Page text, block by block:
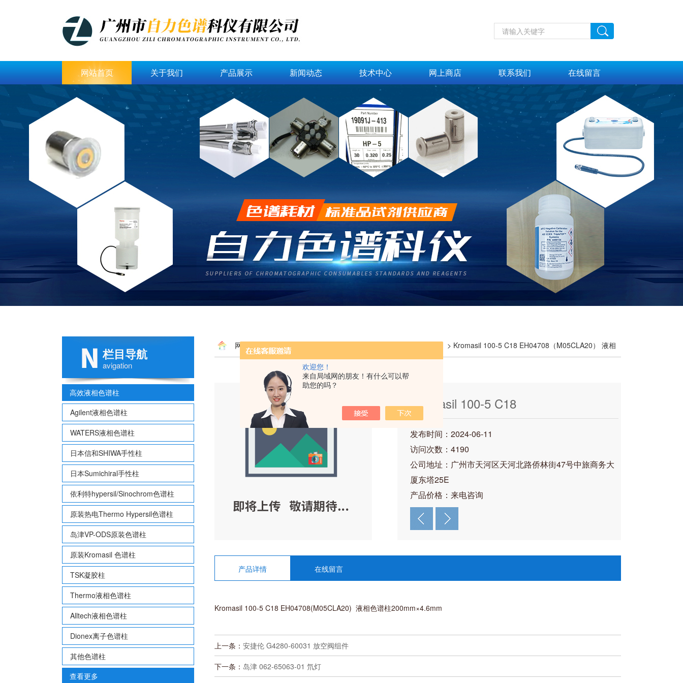
欢迎您！
来自局域网的朋友！有什么可以帮
助您的吗？
网站首页 关于我们 产品展示 新闻动态 技术中心 网上商店 联系我们 在线留言
栏目导航
avigation
高效液相色谱柱
Agilent液相色谱柱
WATERS液相色谱柱
日本信和SHIWA手性柱
日本Sumichiral手性柱
依利特hypersil/Sinochrom色谱柱
原装热电Thermo Hypersil色谱柱
岛津VP-ODS原装色谱柱
原装Kromasil 色谱柱
TSK凝胶柱
Thermo液相色谱柱
Alltech液相色谱柱
Dionex离子色谱柱
其他色谱柱
查看更多
网站首页 > 产品展示
> Kromasil 100-5 C18 EH04708（M05CLA20） 液相
Kromasil 100-5 C18
EH04708（M05CLA20） 液相色谱柱
200mm&#
发布时间：2024-06-11
访问次数：4190
公司地址：广州市天河区天河北路侨林街47号中旅商务大
厦东塔25E
产品价格：来电咨询
产品详情 在线留言
Kromasil 100-5 C18 EH04708(M05CLA20) 液相色谱柱200mm×4.6mm
上一条： 安捷伦 G4280-60031 放空阀组件
下一条： 岛津 062-65063-01 氘灯